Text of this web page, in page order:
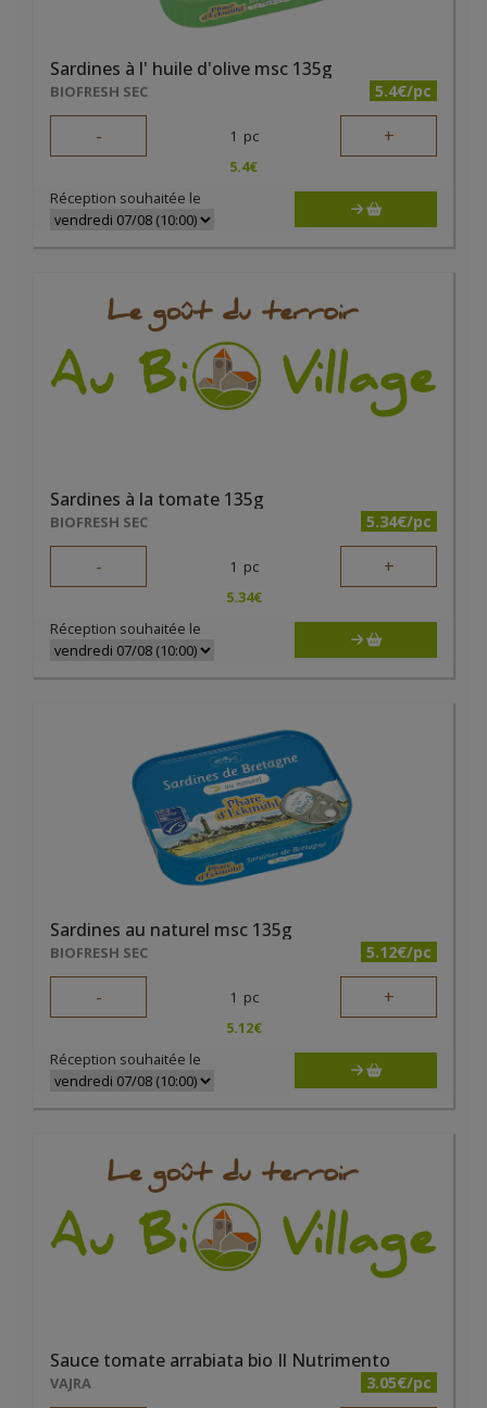
Sardines à l' huile d'olive msc 135g
BIOFRESH SEC 5.4€/pc
- 1 pc +
5.4€
Réception souhaitée le
Sardines à la tomate 135g
BIOFRESH SEC 5.34€/pc
- 1 pc +
5.34€
Réception souhaitée le
Sardines au naturel msc 135g
BIOFRESH SEC 5.12€/pc
- 1 pc +
5.12€
Réception souhaitée le
Sauce tomate arrabiata bio Il Nutrimento
VAJRA 3.05€/pc